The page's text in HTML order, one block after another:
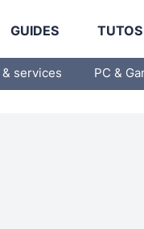
GUIDES TUTOS
services PC &